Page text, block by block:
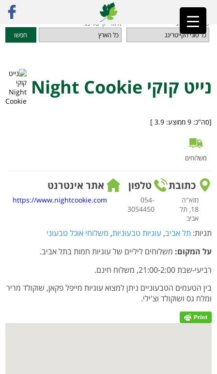
ראשי»מדריך קייטרינג מאפים, עוגות וקינוחים טבעוניים
סוגי קייטרינג איזורי קייטרינג
חפשו
נייט קוקי Night Cookie
[סה"כ: 9 ממוצע: 3.9
]
משלוחים
כתובת
מזא"ה
18, תל
אביב
טלפון
054-
3054450
אתר אינטרנט
https://www.nightcookie.com
תגיות: תל אביב, עוגיות טבעוניות, משלוחי אוכל טבעוני
על המקום: משלוחים ליליים של עוגיות חמות בתל אביב.
רביעי-שבת 21:00-2:00, משלוח חינם.
בין הטעמים הטבעוניים ניתן למצוא עוגיות מייפל פקאן, שוקולד מריר
ומלח גס ושוקולד וצ'ילי.